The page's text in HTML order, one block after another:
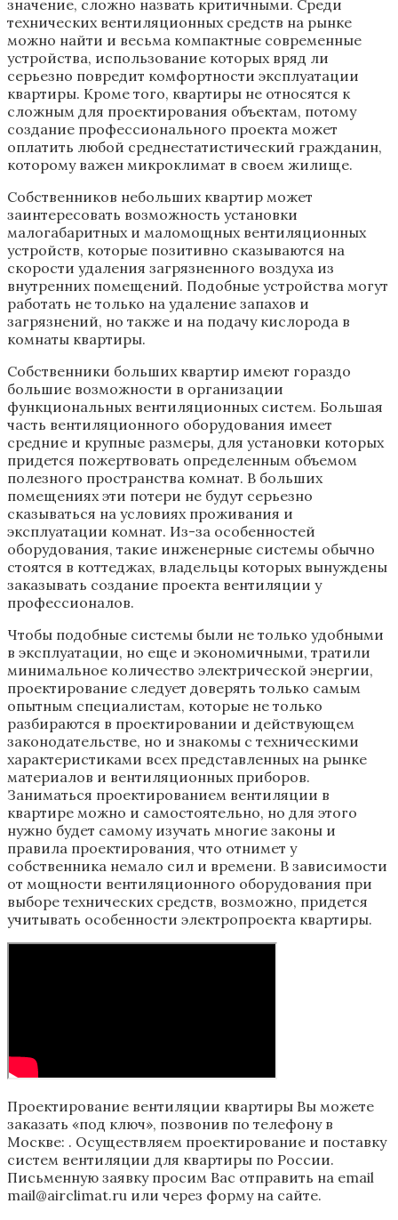
значение, сложно назвать критичными. Среди
технических вентиляционных средств на рынке
можно найти и весьма компактные современные
устройства, использование которых вряд ли
серьезно повредит комфортности эксплуатации
квартиры. Кроме того, квартиры не относятся к
сложным для проектирования объектам, потому
создание профессионального проекта может
оплатить любой среднестатистический гражданин,
которому важен микроклимат в своем жилище.
Собственников небольших квартир может
заинтересовать возможность установки
малогабаритных и маломощных вентиляционных
устройств, которые позитивно сказываются на
скорости удаления загрязненного воздуха из
внутренних помещений. Подобные устройства могут
работать не только на удаление запахов и
загрязнений, но также и на подачу кислорода в
комнаты квартиры.
Собственники больших квартир имеют гораздо
большие возможности в организации
функциональных вентиляционных систем. Большая
часть вентиляционного оборудования имеет
средние и крупные размеры, для установки которых
придется пожертвовать определенным объемом
полезного пространства комнат. В больших
помещениях эти потери не будут серьезно
сказываться на условиях проживания и
эксплуатации комнат. Из-за особенностей
оборудования, такие инженерные системы обычно
стоятся в коттеджах, владельцы которых вынуждены
заказывать создание проекта вентиляции у
профессионалов.
Чтобы подобные системы были не только удобными
в эксплуатации, но еще и экономичными, тратили
минимальное количество электрической энергии,
проектирование следует доверять только самым
опытным специалистам, которые не только
разбираются в проектировании и действующем
законодательстве, но и знакомы с техническими
характеристиками всех представленных на рынке
материалов и вентиляционных приборов.
Заниматься проектированием вентиляции в
квартире можно и самостоятельно, но для этого
нужно будет самому изучать многие законы и
правила проектирования, что отнимет у
собственника немало сил и времени. В зависимости
от мощности вентиляционного оборудования при
выборе технических средств, возможно, придется
учитывать особенности электропроекта квартиры.
Проектирование вентиляции квартиры Вы можете
заказать «под ключ», позвонив по телефону в
Москве: . Осуществляем проектирование и поставку
систем вентиляции для квартиры по России.
Письменную заявку просим Вас отправить на email
mail@airclimat.ru или через форму на сайте.